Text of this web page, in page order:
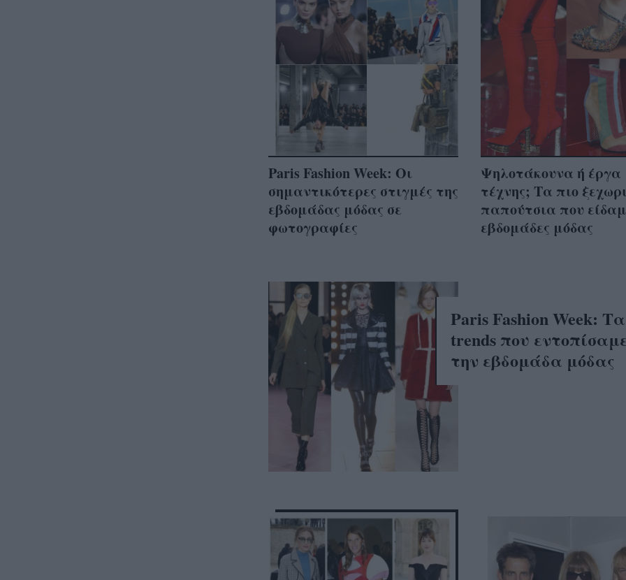
Paris Fashion Week: Οι
σημαντικότερες στιγμές της
εβδομάδας μόδας σε
φωτογραφίες
Ψηλοτάκουνα ή έργα
τέχνης; Τα πιο
παπούτσια που
εβδομάδες μόδας
Paris Fashion Week:
trends που
την εβδομάδα μόδας